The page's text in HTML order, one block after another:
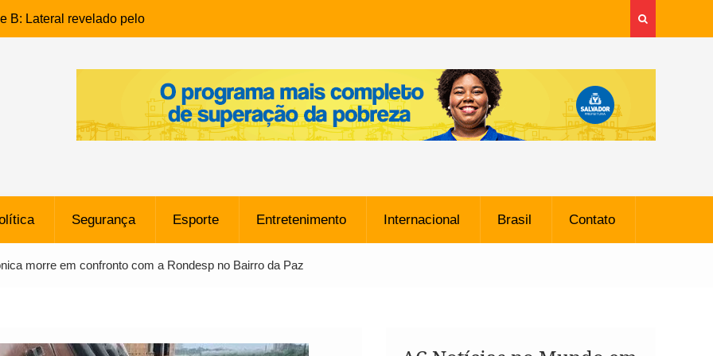
B: Lateral revelado pelo
do Novorizontino de
policial na Bahia prende 14
ligada a ‘Zói de Gato’, do
Freitas: Homem é
bairro Caji
Criminal: Influenciadora
Dívida de R$ 80 Milhões
Segurança Esporte Entretenimento Internacional Brasil Contato
morre em confronto com a Rondesp no Bairro da Paz